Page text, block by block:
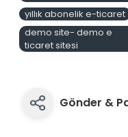
yıllık abonelik e-ticaret
demo site- demo e
ticaret sitesi
Gönder &